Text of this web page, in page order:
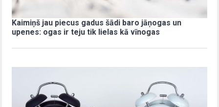
Kaimiņš jau piecus gadus šādi baro jāņogas un
upenes: ogas ir teju tik lielas kā vīnogas